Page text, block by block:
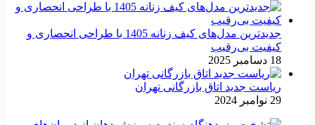
جدیدترین مدل‌های کیف زنانه 1405 با طراحی انحصاری و
کیفیت بی‌رقیب
18 دسامبر 2025
ریاست جدید اتاق بازرگانی تهران
29 نوامبر 2024